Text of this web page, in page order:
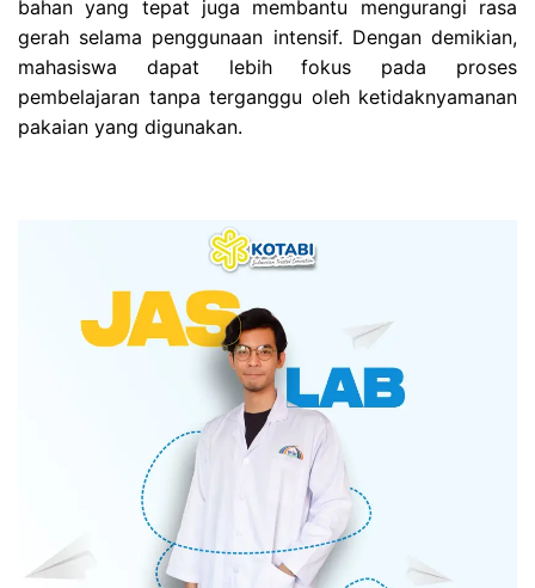
bahan yang tepat juga membantu mengurangi rasa
gerah selama penggunaan intensif. Dengan demikian,
mahasiswa dapat lebih fokus pada proses
pembelajaran tanpa terganggu oleh ketidaknyamanan
pakaian yang digunakan.